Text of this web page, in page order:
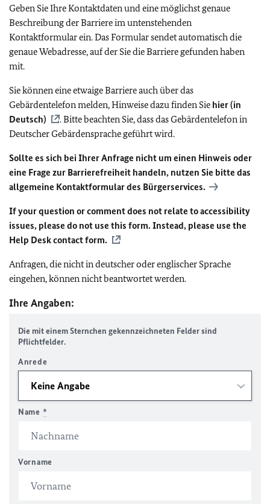
Geben Sie Ihre Kontaktdaten und eine möglichst genaue
Beschreibung der Barriere im untenstehenden
Kontaktformular ein. Das Formular sendet automatisch die
genaue Webadresse, auf der Sie die Barriere gefunden haben
mit.
Sie können eine etwaige Barriere auch über das
Gebärdentelefon melden, Hinweise dazu finden Sie hier (in
Deutsch)
. Bitte beachten Sie, dass das Gebärdentelefon in
Deutscher Gebärdensprache geführt wird.
Sollte es sich bei Ihrer Anfrage nicht um einen Hinweis oder
eine Frage zur Barrierefreiheit handeln, nutzen Sie bitte das
allgemeine Kontaktformular des Bürgerservices.
If your question or comment does not relate to accessibility
issues, please do not use this form. Instead, please use the
Help Desk contact form.
Anfragen, die nicht in deutscher oder englischer Sprache
eingehen, können nicht beantwortet werden.
Ihre Angaben:
Die mit einem Sternchen gekennzeichneten Felder sind
Pflichtfelder.
Anrede
Name *
Vorname